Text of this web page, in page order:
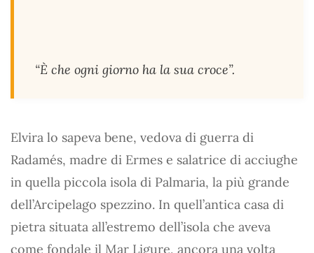
“È che ogni giorno ha la sua croce”.
Elvira lo sapeva bene, vedova di guerra di
Radamés, madre di Ermes e salatrice di acciughe
in quella piccola isola di Palmaria, la più grande
dell’Arcipelago spezzino. In quell’antica casa di
pietra situata all’estremo dell’isola che aveva
come fondale il Mar Ligure, ancora una volta